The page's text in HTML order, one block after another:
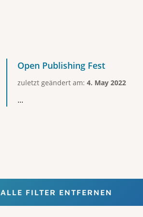
Open Publishing Fest
zuletzt geändert am: 4. May 2022
...
ALLE FILTER ENTFERNEN